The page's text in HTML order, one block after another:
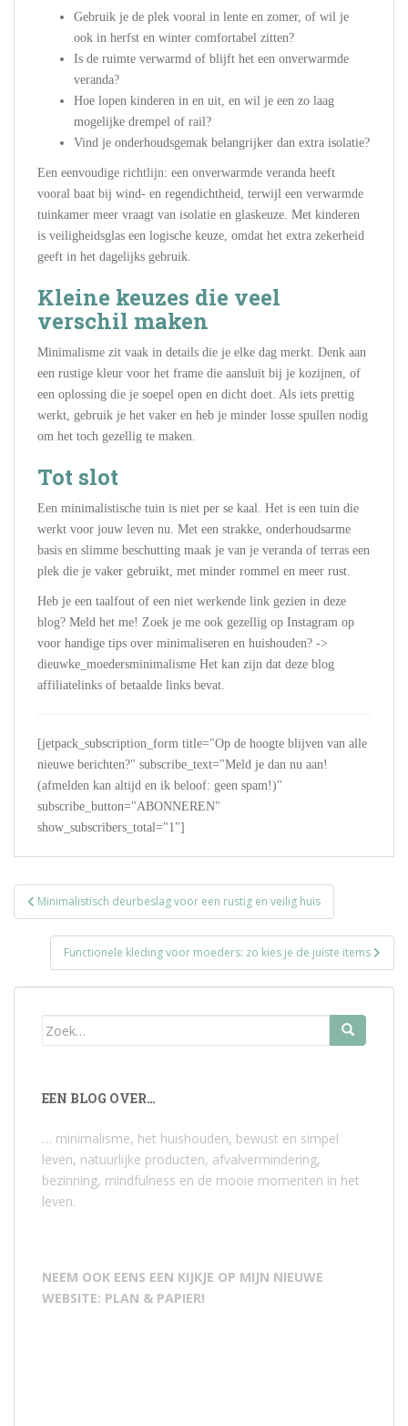
Gebruik je de plek vooral in lente en zomer, of wil je
ook in herfst en winter comfortabel zitten?
Is de ruimte verwarmd of blijft het een onverwarmde
veranda?
Hoe lopen kinderen in en uit, en wil je een zo laag
mogelijke drempel of rail?
Vind je onderhoudsgemak belangrijker dan extra isolatie?
Een eenvoudige richtlijn: een onverwarmde veranda heeft
vooral baat bij wind- en regendichtheid, terwijl een verwarmde
tuinkamer meer vraagt van isolatie en glaskeuze. Met kinderen
is veiligheidsglas een logische keuze, omdat het extra zekerheid
geeft in het dagelijks gebruik.
Kleine keuzes die veel
verschil maken
Minimalisme zit vaak in details die je elke dag merkt. Denk aan
een rustige kleur voor het frame die aansluit bij je kozijnen, of
een oplossing die je soepel open en dicht doet. Als iets prettig
werkt, gebruik je het vaker en heb je minder losse spullen nodig
om het toch gezellig te maken.
Tot slot
Een minimalistische tuin is niet per se kaal. Het is een tuin die
werkt voor jouw leven nu. Met een strakke, onderhoudsarme
basis en slimme beschutting maak je van je veranda of terras een
plek die je vaker gebruikt, met minder rommel en meer rust.
Heb je een taalfout of een niet werkende link gezien in deze
blog? Meld het me! Zoek je me ook gezellig op Instagram op
voor handige tips over minimaliseren en huishouden? ->
dieuwke_moedersminimalisme Het kan zijn dat deze blog
affiliatelinks of betaalde links bevat.
[jetpack_subscription_form title="Op de hoogte blijven van alle
nieuwe berichten?" subscribe_text="Meld je dan nu aan!
(afmelden kan altijd en ik beloof: geen spam!)"
subscribe_button="ABONNEREN"
show_subscribers_total="1"]
Bericht
navigatie
Minimalistisch deurbeslag voor een rustig en veilig huis
Functionele kleding voor moeders: zo kies je de juiste items
Zoek
EEN BLOG OVER…
… minimalisme, het huishouden, bewust en simpel
leven, natuurlijke producten, afvalvermindering,
bezinning, mindfulness en de mooie momenten in het
leven.
NEEM OOK EENS EEN KIJKJE OP MIJN NIEUWE
WEBSITE: PLAN & PAPIER!